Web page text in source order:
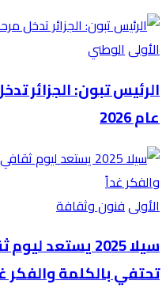
الأولىالوطني
الرئيس تبون: الجزائر
عام 2026
الأولىفنون وثقافة
سيلا 2025 يستعد
تحتفي بالكلمة والفكر